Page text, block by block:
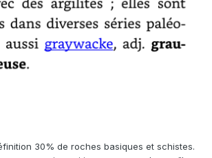
30% de roches basiques et schistes.